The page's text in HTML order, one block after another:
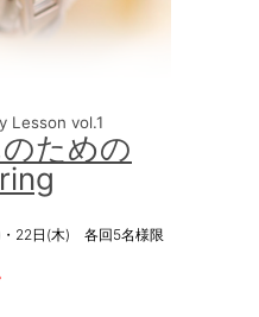
Lesson vol.1
ための
・22日(木) 各回5名様限